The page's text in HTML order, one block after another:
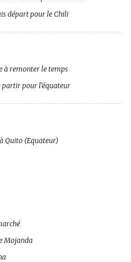
départ pour le Chili
à remonter le temps
partir pour l’équateur
Quito (Equateur)
Mojanda